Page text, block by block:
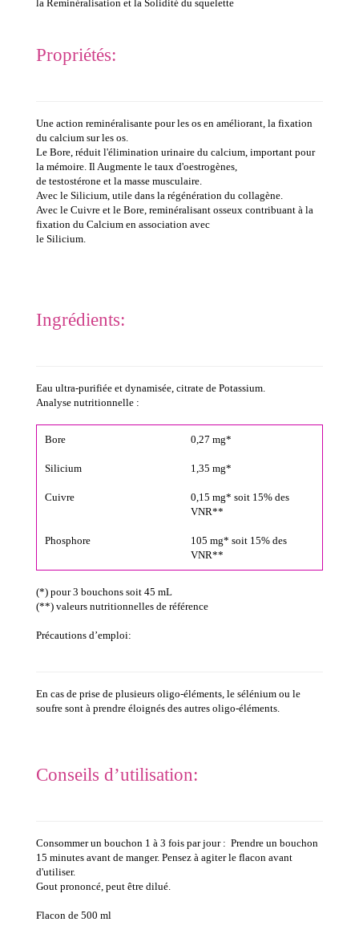
la Reminéralisation et la Solidité du squelette
Propriétés:
Une action reminéralisante pour les os en améliorant, la fixation
du calcium sur les os.
Le Bore, réduit l'élimination urinaire du calcium, important pour
la mémoire. Il Augmente le taux d'oestrogènes,
de testostérone et la masse musculaire.
Avec le Silicium, utile dans la régénération du collagène.
Avec le Cuivre et le Bore, reminéralisant osseux contribuant à la
fixation du Calcium en association avec
le Silicium.
Ingrédients:
Eau ultra-purifiée et dynamisée, citrate de Potassium.
Analyse nutritionnelle :
Bore 0,27 mg*
Silicium 1,35 mg*
Cuivre
0,15 mg* soit 15% des
VNR**
Phosphore
105 mg* soit 15% des
VNR**
(*) pour 3 bouchons soit 45 mL
(**) valeurs nutritionnelles de référence
Précautions d’emploi:
En cas de prise de plusieurs oligo-éléments, le sélénium ou le
soufre sont à prendre éloignés des autres oligo-éléments.
Conseils d’utilisation:
Consommer un bouchon 1 à 3 fois par jour : Prendre un bouchon
15 minutes avant de manger. Pensez à agiter le flacon avant
d'utiliser.
Gout prononcé, peut être dilué.
Flacon de 500 ml